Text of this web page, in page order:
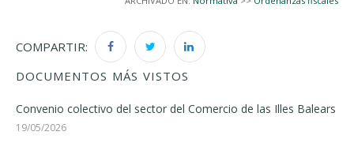
COMPARTIR:
DOCUMENTOS MÁS VISTOS
Convenio colectivo del sector del Comercio de las Illes Balears
19/05/2026